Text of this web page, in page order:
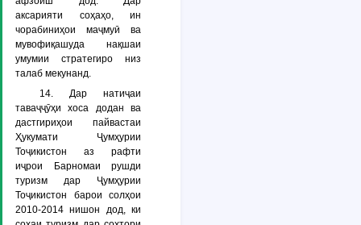
аксарияти соҳаҳо, ин
чорабиниҳои маҷмуӣ ва
мувофиқашуда нақшаи
умумии стратегиро низ
талаб мекунанд.
14. Дар натиҷаи
таваҷҷӯҳи хоса додан ва
дастгириҳои пайвастаи
Ҳукумати Ҷумҳурии
Тоҷикистон аз рафти
иҷрои Барномаи рушди
туризм дар Ҷумҳурии
Тоҷикистон барои солҳои
2010-2014 нишон дод, ки